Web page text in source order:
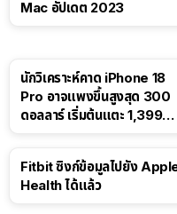
Mac อัปเดต 2023
นักวิเคราะห์คาด iPhone 18
Pro อาจแพงขึ้นสูงสุด 300
ดอลลาร์ เริ่มต้นแตะ 1,399
Fitbit ซิงก์ข้อมูลไปยัง
Health ได้แล้ว